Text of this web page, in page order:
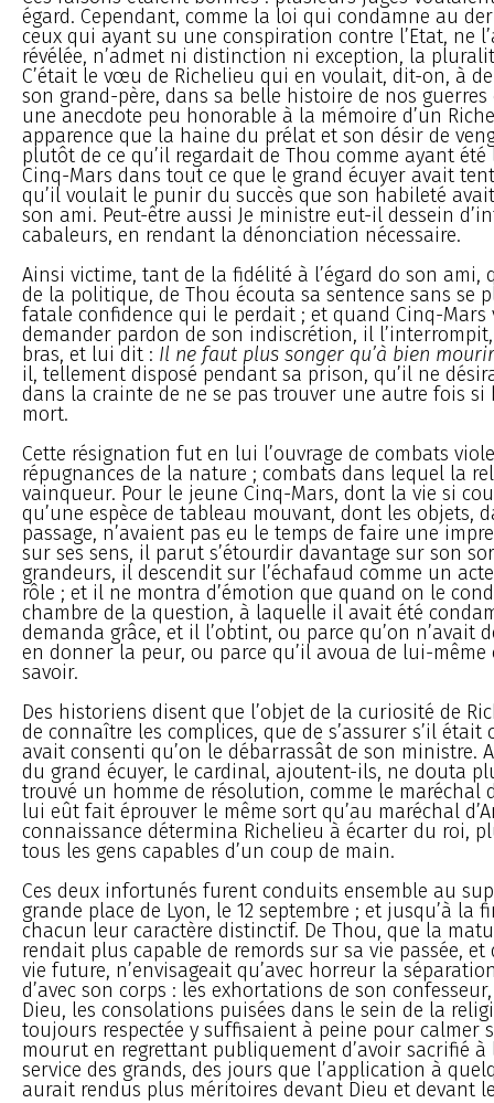
égard. Cependant, comme la loi qui condamne au
ceux qui ayant su une conspiration contre l’Etat, ne
révélée, n’admet ni distinction ni exception, la
C’était le vœu de Richelieu qui en voulait, dit-on, à
son grand-père, dans sa belle histoire de nos
une anecdote peu honorable à la mémoire d’un
apparence que la haine du prélat et son désir de
plutôt de ce qu’il regardait de Thou comme ayant
Cinq-Mars dans tout ce que le grand écuyer avait
qu’il voulait le punir du succès que son habileté
son ami. Peut-être aussi Je ministre eut-il dessein
cabaleurs, en rendant la dénonciation nécessaire.
Ainsi victime, tant de la fidélité à l’égard do son ami,
de la politique, de Thou écouta sa sentence sans se
fatale confidence qui le perdait ; et quand Cinq-
demander pardon de son indiscrétion, il
bras, et lui dit : Il ne faut plus songer qu’à bien mourir
il, tellement disposé pendant sa prison, qu’il ne
dans la crainte de ne se pas trouver une autre fois si
mort.
Cette résignation fut en lui l’ouvrage de combats
répugnances de la nature ; combats dans lequel la
vainqueur. Pour le jeune Cinq-Mars, dont la vie si
qu’une espèce de tableau mouvant, dont les objets,
passage, n’avaient pas eu le temps de faire une
sur ses sens, il parut s’étourdir davantage sur son
grandeurs, il descendit sur l’échafaud comme un
rôle ; et il ne montra d’émotion que quand on le
chambre de la question, à laquelle il avait été
demanda grâce, et il l’obtint, ou parce qu’on n’avait
en donner la peur, ou parce qu’il avoua de lui-même
savoir.
Des historiens disent que l’objet de la curiosité de
de connaître les complices, que de s’assurer s’il
avait consenti qu’on le débarrassât de son ministre.
du grand écuyer, le cardinal, ajoutent-ils, ne douta
trouvé un homme de résolution, comme le maréchal
lui eût fait éprouver le même sort qu’au maréchal
connaissance détermina Richelieu à écarter du roi,
tous les gens capables d’un coup de main.
Ces deux infortunés furent conduits ensemble au
grande place de Lyon, le 12 septembre ; et jusqu’à la
chacun leur caractère distinctif. De Thou, que la
rendait plus capable de remords sur sa vie passée,
vie future, n’envisageait qu’avec horreur la
d’avec son corps : les exhortations de son
Dieu, les consolations puisées dans le sein de la
toujours respectée y suffisaient à peine pour calmer
mourut en regrettant publiquement d’avoir sacrifié
service des grands, des jours que l’application à
aurait rendus plus méritoires devant Dieu et devant